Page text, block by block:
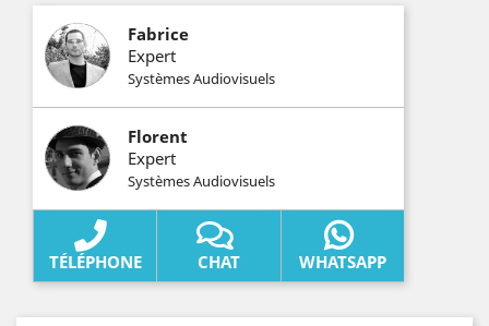
Fabrice
Expert
Systèmes Audiovisuels
Florent
Expert
Systèmes Audiovisuels
TÉLÉPHONE CHAT WHATSAPP